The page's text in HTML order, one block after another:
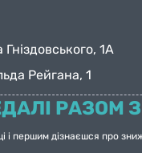
вес
1А
Рейгана, 1
РАЗОМ
і першим дізнаєшся про